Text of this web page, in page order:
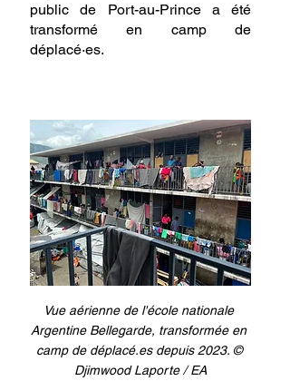
public de Port-au-Prince a été
transformé en camp de
déplacé·es.
Vue aérienne de l'école nationale
Argentine Bellegarde, transformée en
camp de déplacé.es depuis 2023. ©
Djimwood Laporte / EA